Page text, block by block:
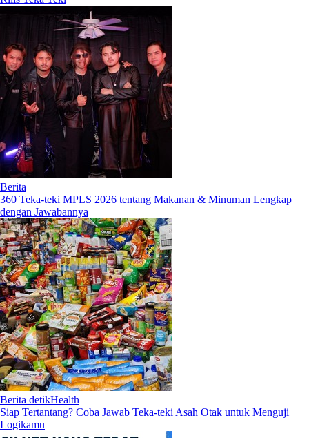
Berita
360 Teka-teki MPLS 2026 tentang Makanan & Minuman Lengkap
dengan Jawabannya
Berita detikHealth
Siap Tertantang? Coba Jawab Teka-teki Asah Otak untuk Menguji
Logikamu